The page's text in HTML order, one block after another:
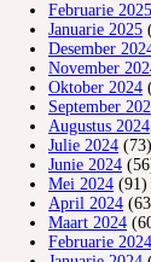
Februarie 2025
Januarie 2025
Desember
November
Oktober 2024
September
Augustus 2024
Julie 2024 (73)
Junie 2024
Mei 2024 (91)
April 2024
Maart 2024
Februarie 2024